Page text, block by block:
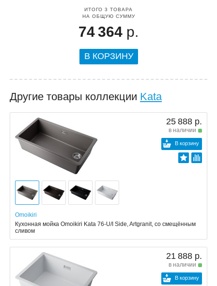
ИТОГО 3 ТОВАРА
НА ОБЩУЮ СУММУ
74 364 р.
В КОРЗИНУ
Другие товары коллекции Kata
25 888 р.
в наличии
В корзину
Omoikiri
Кухонная мойка Omoikiri Kata 76-U/I Side, Artgranit, со смещённым
сливом
21 888 р.
в наличии
В корзину